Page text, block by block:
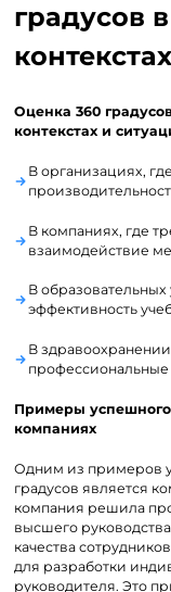
градусов
Оценка 360
контекстах и
В организациях,
В компаниях, где
взаимодействие
В
эффективность
В
Примеры успешного
компаниях
Одним из примеров
градусов является
компания решила
высшего
качества
для разработки
руководителя. Это